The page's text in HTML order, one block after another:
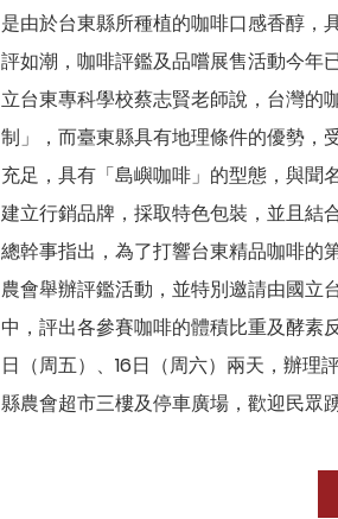
是由於台東縣所種植的咖啡口感香醇，
評如潮，咖啡評鑑及品嚐展售活動今年
立台東專科學校蔡志賢老師說，台灣的
制」，而臺東縣具有地理條件的優勢，
充足，具有「島嶼咖啡」的型態，與聞
建立行銷品牌，採取特色包裝，並且結
總幹事指出，為了打響台東精品咖啡的
農會舉辦評鑑活動，並特別邀請由國立
中，評出各參賽咖啡的體積比重及酵素
日（周五）、16日（周六）兩天，辦理
縣農會超市三樓及停車廣場，歡迎民眾